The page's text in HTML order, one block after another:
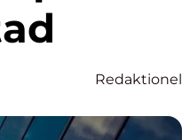
Redaktionel